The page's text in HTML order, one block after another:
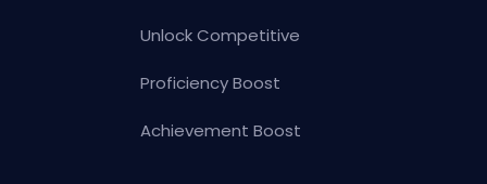
Unlock Competitive
Proficiency Boost
Achievement Boost